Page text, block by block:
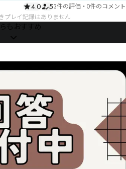
4.0 53件の評価 ・ 0件のコメント
プレイ記録はありません
もおすすめ